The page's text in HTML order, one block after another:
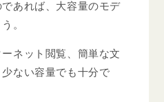
あれば、大容量のモデ
。
ネット閲覧、簡単な文
ない容量でも十分で